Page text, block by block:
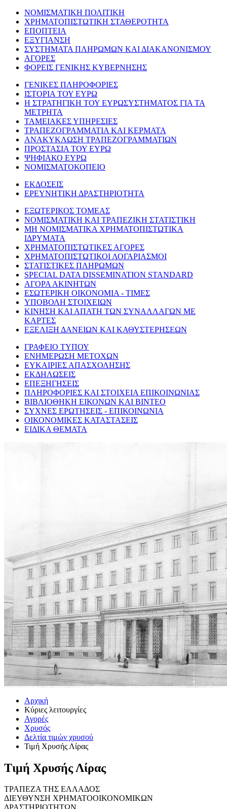
ΝΟΜΙΣΜΑΤΙΚΗ ΠΟΛΙΤΙΚΗ
ΧΡΗΜΑΤΟΠΙΣΤΩΤΙΚΗ ΣΤΑΘΕΡΟΤΗΤΑ
ΕΠΟΠΤΕΙΑ
ΕΞΥΓΙΑΝΣΗ
ΣΥΣΤΗΜΑΤΑ ΠΛΗΡΩΜΩΝ ΚΑΙ ΔΙΑΚΑΝΟΝΙΣΜΟΥ
ΑΓΟΡΕΣ
ΦΟΡΕΙΣ ΓΕΝΙΚΗΣ ΚΥΒΕΡΝΗΣΗΣ
ΓΕΝΙΚΕΣ ΠΛΗΡΟΦΟΡΙΕΣ
ΙΣΤΟΡΙΑ ΤΟΥ ΕΥΡΩ
Η ΣΤΡΑΤΗΓΙΚΗ ΤΟΥ ΕΥΡΩΣΥΣΤΗΜΑΤΟΣ ΓΙΑ ΤΑ
ΜΕΤΡΗΤΑ
ΤΑΜΕΙΑΚΕΣ ΥΠΗΡΕΣΙΕΣ
ΤΡΑΠΕΖΟΓΡΑΜΜΑΤΙΑ ΚΑΙ ΚΕΡΜΑΤΑ
ΑΝΑΚΥΚΛΩΣΗ ΤΡΑΠΕΖΟΓΡΑΜΜΑΤΙΩΝ
ΠΡΟΣΤΑΣΙΑ ΤΟΥ ΕΥΡΩ
ΨΗΦΙΑΚΟ ΕΥΡΩ
ΝΟΜΙΣΜΑΤΟΚΟΠΕΙΟ
ΕΚΔΟΣΕΙΣ
ΕΡΕΥΝΗΤΙΚΗ ΔΡΑΣΤΗΡΙΟΤΗΤΑ
ΕΞΩΤΕΡΙΚΟΣ ΤΟΜΕΑΣ
ΝΟΜΙΣΜΑΤΙΚΗ ΚΑΙ ΤΡΑΠΕΖΙΚΗ ΣΤΑΤΙΣΤΙΚΗ
ΜΗ ΝΟΜΙΣΜΑΤΙΚΑ ΧΡΗΜΑΤΟΠΙΣΤΩΤΙΚΑ
ΙΔΡΥΜΑΤΑ
ΧΡΗΜΑΤΟΠΙΣΤΩΤΙΚΕΣ ΑΓΟΡΕΣ
ΧΡΗΜΑΤΟΠΙΣΤΩΤΙΚΟΙ ΛΟΓΑΡΙΑΣΜΟΙ
ΣΤΑΤΙΣΤΙΚΕΣ ΠΛΗΡΩΜΩΝ
SPECIAL DATA DISSEMINATION STANDARD
ΑΓΟΡΑ ΑΚΙΝΗΤΩΝ
ΕΣΩΤΕΡΙΚΗ ΟΙΚΟΝΟΜΙΑ - ΤΙΜΕΣ
ΥΠΟΒΟΛΗ ΣΤΟΙΧΕΙΩΝ
ΚΙΝΗΣΗ ΚΑΙ ΑΠΑΤΗ ΤΩΝ ΣΥΝΑΛΛΑΓΩΝ ΜΕ
ΚΑΡΤΕΣ
ΕΞΕΛΙΞΗ ΔΑΝΕΙΩΝ ΚΑΙ ΚΑΘΥΣΤΕΡΗΣΕΩΝ
ΓΡΑΦΕΙΟ ΤΥΠΟΥ
ΕΝΗΜΕΡΩΣΗ ΜΕΤΟΧΩΝ
ΕΥΚΑΙΡΙΕΣ ΑΠΑΣΧΟΛΗΣΗΣ
ΕΚΔΗΛΩΣΕΙΣ
ΕΠΕΞΗΓΗΣΕΙΣ
ΠΛΗΡΟΦΟΡΙΕΣ ΚΑΙ ΣΤΟΙΧΕΙΑ ΕΠΙΚΟΙΝΩΝΙΑΣ
ΒΙΒΛΙΟΘΗΚΗ ΕΙΚΟΝΩΝ ΚΑΙ ΒΙΝΤΕΟ
ΣΥΧΝΕΣ ΕΡΩΤΗΣΕΙΣ - ΕΠΙΚΟΙΝΩΝΙΑ
ΟΙΚΟΝΟΜΙΚΕΣ ΚΑΤΑΣΤΑΣΕΙΣ
ΕΙΔΙΚΑ ΘΕΜΑΤΑ
Αρχική
Κύριες λειτουργίες
Αγορές
Χρυσός
Δελτία τιμών χρυσού
Τιμή Χρυσής Λίρας
Τιμή Χρυσής Λίρας
ΤΡΑΠΕΖΑ ΤΗΣ ΕΛΛΑΔΟΣ
ΔΙΕΥΘΥΝΣΗ ΧΡΗΜΑΤΟΟΙΚΟΝΟΜΙΚΩΝ